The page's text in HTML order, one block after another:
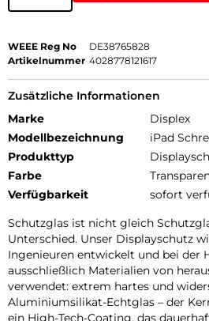
WEEE Reg No
DE38765828
Artikelnummer 4028778121617
Zusätzliche Informationen
Marke
Displex
Modellbezeichnung
iPad
Produkttyp
Farbe
Verfügbarkeit
sofort
Schutzglas ist nicht gleich
Unterschied. Unser Displayschutz
Ingenieuren entwickelt und bei der
ausschließlich Materialien von
verwendet: extrem hartes und
Aluminiumsilikat-Echtglas – der
ein High-Tech-Coating, das